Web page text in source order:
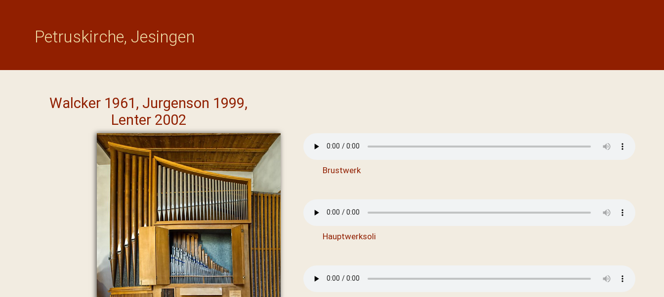
Petruskirche, Jesingen
Walcker 1961, Jurgenson 1999,
Lenter 2002
Brustwerk
Hauptwerksoli